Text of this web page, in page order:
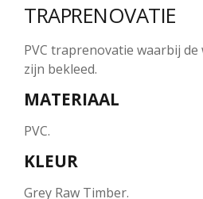
TRAPRENOVATIE
PVC traprenovatie waarbij de
zijn bekleed.
MATERIAAL
PVC.
KLEUR
Grey Raw Timber.